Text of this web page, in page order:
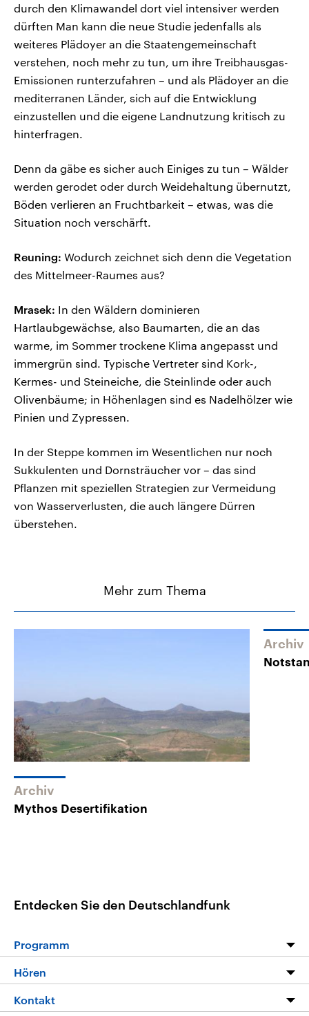
durch den Klimawandel dort viel intensiver werden
dürften Man kann die neue Studie jedenfalls als
weiteres Plädoyer an die Staatengemeinschaft
verstehen, noch mehr zu tun, um ihre Treibhausgas-
Emissionen runterzufahren – und als Plädoyer an die
mediterranen Länder, sich auf die Entwicklung
einzustellen und die eigene Landnutzung kritisch zu
hinterfragen.
Denn da gäbe es sicher auch Einiges zu tun – Wälder
werden gerodet oder durch Weidehaltung übernutzt,
Böden verlieren an Fruchtbarkeit – etwas, was die
Situation noch verschärft.
Reuning: Wodurch zeichnet sich denn die Vegetation
des Mittelmeer-Raumes aus?
Mrasek: In den Wäldern dominieren
Hartlaubgewächse, also Baumarten, die an das
warme, im Sommer trockene Klima angepasst und
immergrün sind. Typische Vertreter sind Kork-,
Kermes- und Steineiche, die Steinlinde oder auch
Olivenbäume; in Höhenlagen sind es Nadelhölzer wie
Pinien und Zypressen.
In der Steppe kommen im Wesentlichen nur noch
Sukkulenten und Dornsträucher vor – das sind
Pflanzen mit speziellen Strategien zur Vermeidung
von Wasserverlusten, die auch längere Dürren
überstehen.
Mehr zum Thema
Archiv
Mythos Desertifikation
Archiv
Entdecken Sie den Deutschlandfunk
Programm
Programm
Die Nachrichten
Hören
Livestream
Kontakt